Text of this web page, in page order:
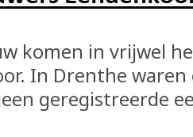
komen in vrijwel
In Drenthe
geregistreerde